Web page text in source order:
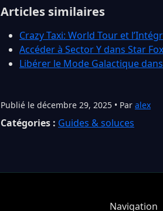
Articles similaires
Crazy Taxi: World Tour et
Accéder à Sector Y dans Star
Libérer le Mode Galactique
Publié le décembre 29, 2025 • Par alex
Catégories : Guides & soluces
Navigation